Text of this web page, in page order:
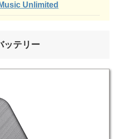
Unlimited
ッテリー